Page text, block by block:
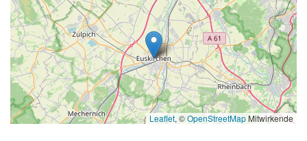
Leaflet, ©OpenStreetMap Mitwirkende